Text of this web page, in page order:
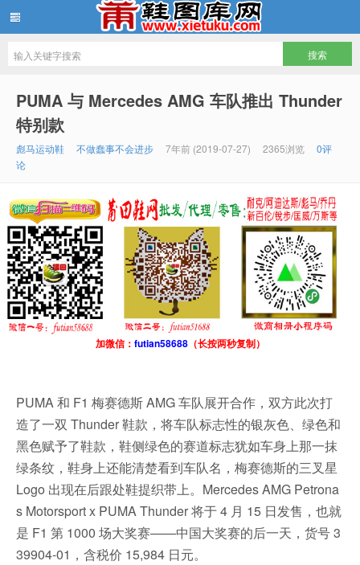
PUMA 与 Mercedes AMG 车队推出 Thunder
特别款
彪马运动鞋 不做蠢事不会进步 7年前 (2019-07-27) 2365浏览
0评
论
加微信： futian58688（长按两秒复制）
PUMA 和 F1 梅赛德斯 AMG 车队展开合作，双方此次打
造了一双 Thunder 鞋款，将车队标志性的银灰色、绿色和
黑色赋予了鞋款，鞋侧绿色的赛道标志犹如车身上那一抹
绿条纹，鞋身上还能清楚看到车队名，梅赛德斯的三叉星
Logo 出现在后跟处鞋提织带上。Mercedes AMG Petrona
s Motorsport x PUMA Thunder 将于 4 月 15 日发售，也就
是 F1 第 1000 场大奖赛——中国大奖赛的后一天，货号 3
39904-01，含税价 15,984 日元。